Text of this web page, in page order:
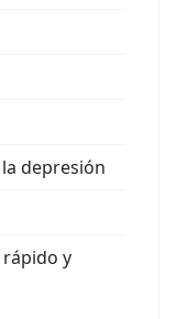
depresión
rápido y